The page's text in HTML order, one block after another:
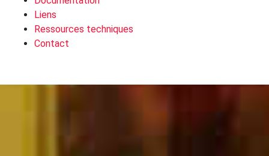
Liens
Ressources techniques
Contact